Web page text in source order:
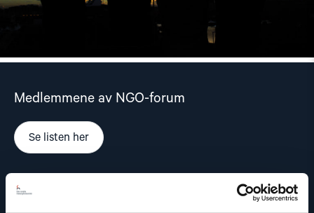
Medlemmene av NGO-forum
Se listen her